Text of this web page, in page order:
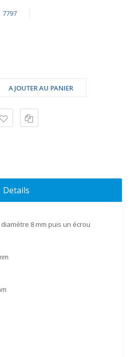
7797
AJOUTER AU PANIER
Details
8 mm puis un écrou